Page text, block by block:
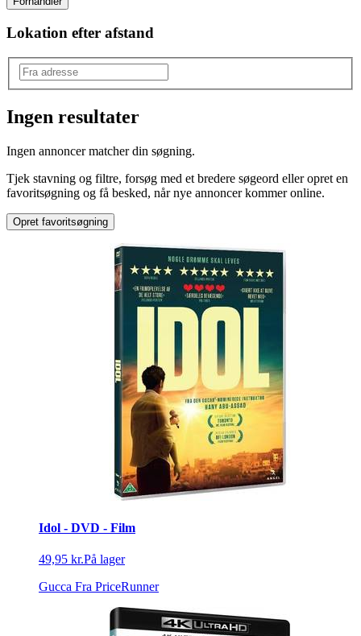
Lokation efter afstand
Ingen resultater
Ingen annoncer matcher din søgning.
Tjek stavning og filtre, forsøg med et bredere søgeord eller opret en
favoritsøgning og få besked, når nye annoncer kommer online.
Opret favoritsøgning
Idol - DVD - Film
49,95 kr.På lager
Gucca Fra PriceRunner